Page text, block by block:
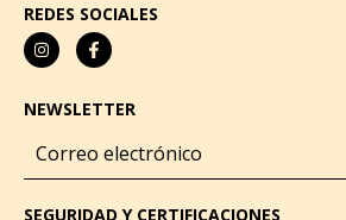
REDES SOCIALES
NEWSLETTER
SEGURIDAD Y CERTIFICACIONES